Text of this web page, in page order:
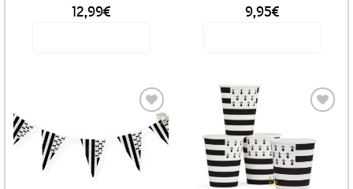
12,99€ 9,95€
Ajouter
aux
favoris
Ajouter
aux
favoris